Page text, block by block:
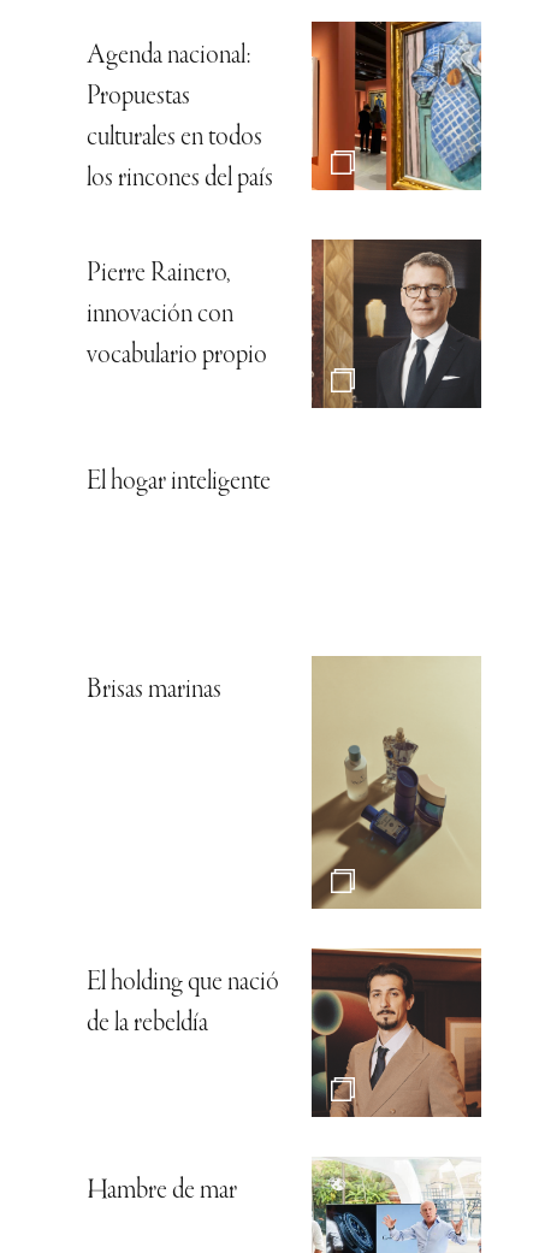
Agenda nacional:
Propuestas
culturales en todos
los rincones del país
Pierre Rainero,
innovación con
vocabulario propio
El hogar inteligente
Brisas marinas
El holding que nació
de la rebeldía
Hambre de mar